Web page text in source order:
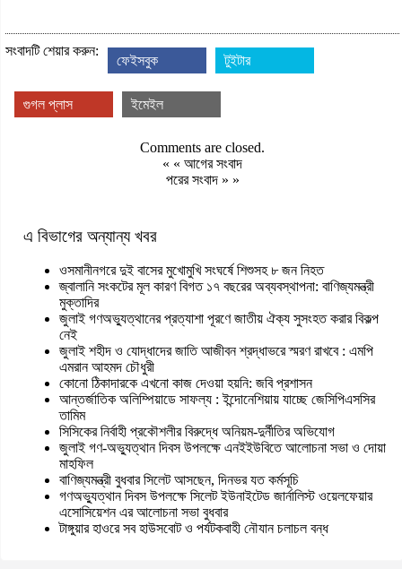
সংবাদটি শেয়ার করুন:
ফেইসবুক টুইটার
গুগল প্লাস ইমেইল
Comments are closed.
« «আগের সংবাদ
পরের সংবাদ » »
এ বিভাগের অন্যান্য খবর
ওসমানীনগরে দুই বাসের মুখোমুখি সংঘর্ষে শিশুসহ ৮ জন নিহত
জ্বালানি সংকটের মূল কারণ বিগত ১৭ বছরের অব্যবস্থাপনা: বাণিজ্যমন্ত্রী
মুক্তাদির
জুলাই গণঅভ্যুত্থানের প্রত্যাশা পূরণে জাতীয় ঐক্য সুসংহত করার বিকল্প
নেই
জুলাই শহীদ ও যোদ্ধাদের জাতি আজীবন শ্রদ্ধাভরে স্মরণ রাখবে : এমপি
এমরান আহমদ চৌধুরী
কোনো ঠিকাদারকে এখনো কাজ দেওয়া হয়নি: জবি প্রশাসন
আন্তর্জাতিক অলিম্পিয়াডে সাফল্য : ইন্দোনেশিয়ায় যাচ্ছে জেসিপিএসসির
তামিম
সিসিকের নির্বাহী প্রকৌশলীর বিরুদ্ধে অনিয়ম-দুর্নীতির অভিযোগ
জুলাই গণ-অভ্যুত্থান দিবস উপলক্ষে এনইইউবিতে আলোচনা সভা ও দোয়া
মাহফিল
বাণিজ্যমন্ত্রী বুধবার সিলেট আসছেন, দিনভর যত কর্মসূচি
গণঅভ্যুত্থান দিবস উপলক্ষে সিলেট ইউনাইটেড জার্নালিস্ট ওয়েলফেয়ার
এসোসিয়েশন এর আলোচনা সভা বুধবার
টাঙ্গুয়ার হাওরে সব হাউসবোট ও পর্যটকবাহী নৌযান চলাচল বন্ধ